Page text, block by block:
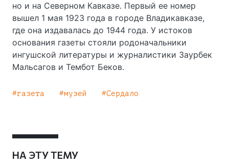
но и на Северном Кавказе. Первый ее номер
вышел 1 мая 1923 года в городе Владикавказе,
где она издавалась до 1944 года. У истоков
основания газеты стояли родоначальники
ингушской литературы и журналистики Заурбек
Мальсагов и Тембот Беков.
газета музей Сердало
НА ЭТУ ТЕМУ